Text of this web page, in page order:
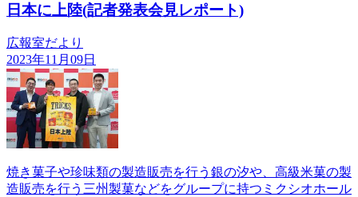
日本に上陸(記者発表会見レポート)
広報室だより
2023年11月09日
焼き菓子や珍味類の製造販売を行う銀の汐や、高級米菓の製
造販売を行う三州製菓などをグループに持つミクシオホール